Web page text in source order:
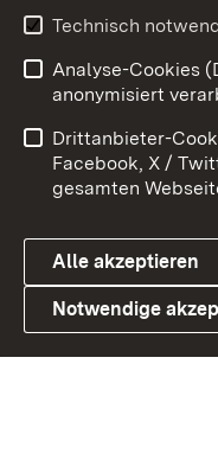
Link zum
Impressum
Barrierefreiheit
Cookies
Technisch
Analyse-Cookies
anonymisiert
Drittanbieter-
Facebook, X /
gesamten
Alle akzeptieren
Notwendige